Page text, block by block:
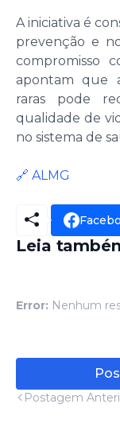
A iniciativa é
prevenção e
compromisso
apontam que
raras pode
qualidade de
no sistema de
🔗 ALMG
Leia
Error: Nenhum
Postagem